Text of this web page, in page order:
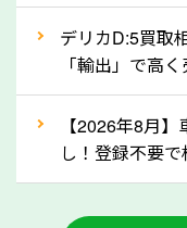
な車は早めに廃車
③自動車税の
ましょう！
車を廃車にすると
ができる場合があ
付金をお客様に返
デリカD:5買取
「輸出」で高
【2026年8月
し！登録不要